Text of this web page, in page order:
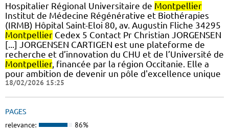
Hospitalier Régional Universitaire de Montpellier
Institut de Médecine Régénérative et Biothérapies
(IRMB) Hôpital Saint-Eloi 80, av. Augustin Fliche 34295
Montpellier Cedex 5 Contact Pr Christian JORGENSEN
[...] JORGENSEN CARTIGEN est une plateforme de
recherche et d’innovation du CHU et de l’Université de
Montpellier, financée par la région Occitanie. Elle a
pour ambition de devenir un pôle d'excellence unique
18/02/2026 15:25
PAGES
relevance: 86%